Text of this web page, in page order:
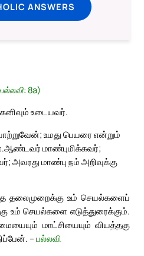
ANSWERS
8a)
உடையவர்.
உமது பெயரை என்றும்
ஆண்டவர் மாண்புமிக்கவர்;
அவரது மாண்பு நம் அறிவுக்கு
தலைமுறைக்கு உம் செயல்களைப்
உம் செயல்களை எடுத்துரைக்கும்.
மாட்சியையும் வியத்தகு
– பல்லவி